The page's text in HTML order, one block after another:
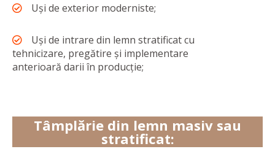
Uși de exterior moderniste;
Uși de intrare din lemn stratificat cu
tehnicizare, pregătire și implementare
anterioară darii în producție;
Tâmplărie din lemn masiv sau
stratificat: